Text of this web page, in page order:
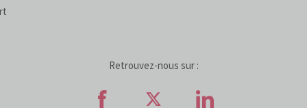
Retrouvez-nous sur :
Retrouvez-nous sur
Retrouvez-nous
Retrouvez-